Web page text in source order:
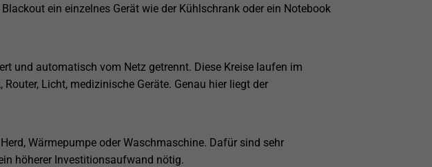
ein einzelnes Gerät wie der Kühlschrank oder ein Notebook
und automatisch vom Netz getrennt. Diese Kreise laufen im
Licht, medizinische Geräte. Genau hier liegt der
Wärmepumpe oder Waschmaschine. Dafür sind sehr
höherer Investitionsaufwand nötig.